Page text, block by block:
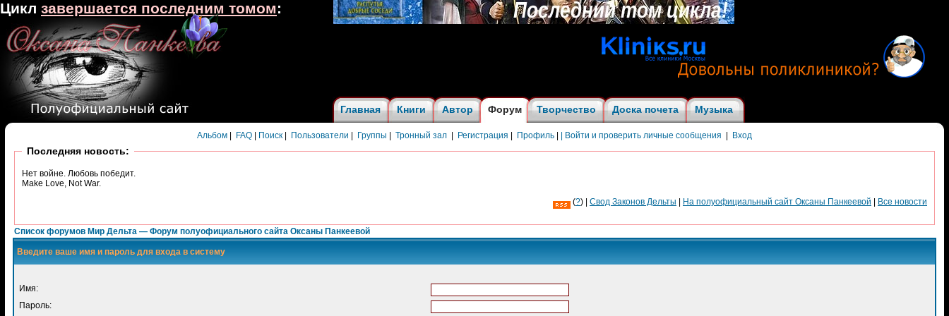
Главная Книги Автор Форум Творчество Доска почета Музыка
Альбом FAQ Поиск Пользователи Группы Тронный зал Регистрация Профиль | Войти и проверить личные сообщения Вход
Последняя новость:
Нет войне. Любовь победит.
Make Love, Not War.
(?) | Cвод Законов Дельты На полуофициальный сайт Оксаны Панкеевой Все новости
Список форумов Мир Дельта — Форум полуофициального сайта Оксаны Панкеевой
Введите ваше имя и пароль для входа в систему
Имя:
Пароль:
Цикл завершается последним томом: